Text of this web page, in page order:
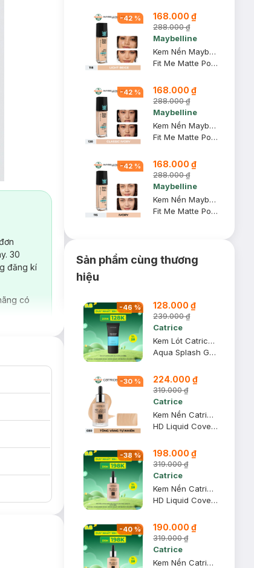
30
đăng kí
có
-42 % 168.000 ₫
288.000 ₫
Maybelline
Kem Nền Maybelline Mịn Nhẹ Kiềm Dầu Chống Nắng #118 30ml
Fit Me Matte Poreless Foundation SPF 22 - 118 Light Beige
-42 % 168.000 ₫
288.000 ₫
Maybelline
Kem Nền Maybelline Mịn Nhẹ Kiềm Dầu Chống Nắng #120 30ml
Fit Me Matte Poreless Foundation SPF 22 PA+++ #120 Classic Ivory
-42 % 168.000 ₫
288.000 ₫
Maybelline
Kem Nền Maybelline Mịn Nhẹ Kiềm Dầu Chống Nắng #115 30ml
Fit Me Matte Poreless Foundation SPF 22 PA+++ #115 Ivory
Sản phẩm cùng thương
hiệu
-46 % 128.000 ₫
239.000 ₫
Catrice
Kem Lót Catrice Kiềm Dầu Dưỡng Ẩm 30ml
Aqua Splash Grip Primer
-30 % 224.000 ₫
319.000 ₫
Catrice
Kem Nền Catrice Kiềm Dầu Che Phủ 030 Tông Vàng Tự Nhiên 30ml
HD Liquid Coverage Foundation #Sand Beige
-38 % 198.000 ₫
319.000 ₫
Catrice
Kem Nền Catrice Kiềm Dầu Che Phủ 020 Tông Hồng Tự Nhiên 30ml
HD Liquid Coverage Foundation #Rose Beige
-40% 190.000 ₫
319.000 ₫
Catrice
Kem Nền Catrice Kiềm Dầu Che Phủ 005 Sáng Tự Nhiên 30ml